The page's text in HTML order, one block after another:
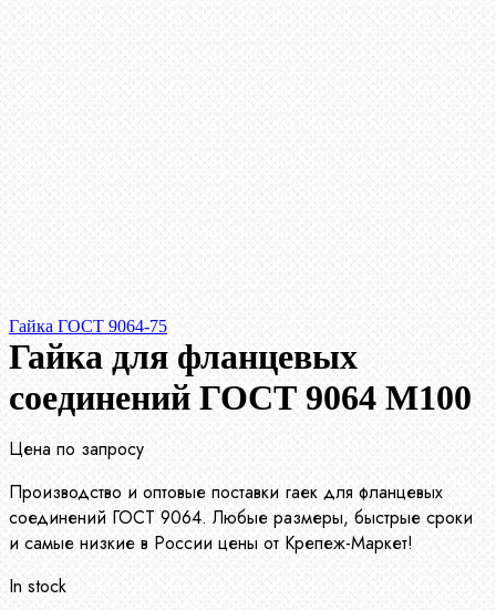
Гайка ГОСТ 9064-75
Гайка для фланцевых
соединений ГОСТ 9064 М100
Цена по запросу
Производство и оптовые поставки гаек для фланцевых
соединений ГОСТ 9064. Любые размеры, быстрые сроки
и самые низкие в России цены от Крепеж-Маркет!
In stock